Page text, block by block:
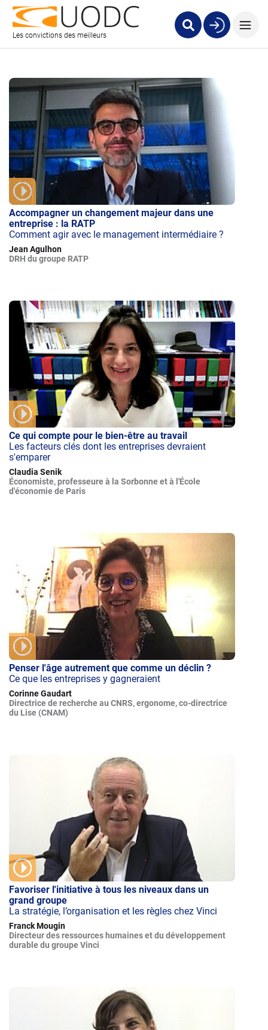
Les convictions des meilleurs
Accompagner un changement majeur dans une
entreprise : la RATP
Comment agir avec le management intermédiaire ?
Jean Agulhon
DRH du groupe RATP
Ce qui compte pour le bien-être au travail
Les facteurs clés dont les entreprises devraient
s'emparer
Claudia Senik
Économiste, professeure à la Sorbonne et à l'École
d'économie de Paris
Penser l'âge autrement que comme un déclin ?
Ce que les entreprises y gagneraient
Corinne Gaudart
Directrice de recherche au CNRS, ergonome, co-directrice
du Lise (CNAM)
Favoriser l'initiative à tous les niveaux dans un
grand groupe
La stratégie, l’organisation et les règles chez Vinci
Franck Mougin
Directeur des ressources humaines et du développement
durable du groupe Vinci